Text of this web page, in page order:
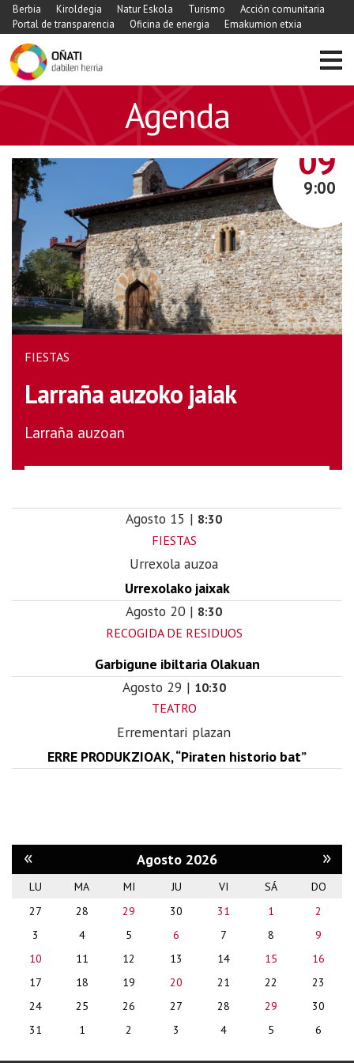
Berbia Kiroldegia Natur Eskola Turismo
Acción comunitaria
Portal de transparencia
Oficina de energia Emakumion etxia
Agenda
FIESTAS
Larraña auzoko jaiak
Larraña auzoan
AGOSTO
09
9:00
Agosto 15 | 8:30
FIESTAS
Urrexola auzoa
Urrexolako jaixak
Agosto 20 | 8:30
RECOGIDA DE RESIDUOS
Garbigune ibiltaria Olakuan
Agosto 29 | 10:30
TEATRO
Errementari plazan
ERRE PRODUKZIOAK, “Piraten historio bat”
« Agosto 2026 »
month-
LU MA MI JU VI SÁ
DO
27
28 29 30 31 1
2
3
4 5 6 7 8
9
10
11 12 13 14 15
16
17
18 19 20 21 22
23
24
25 26 27 28 29
30
31
1 2 3 4 5 6